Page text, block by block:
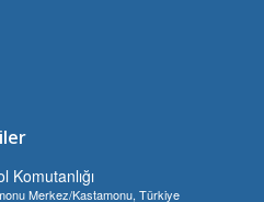
Komutanlığı
Merkez/Kastamonu, Türkiye